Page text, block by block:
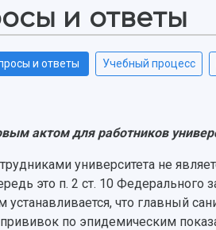
и ответы
и ответы Учебный процесс
актом для работников
университета не
это п. 2 ст. 10
что главный
по эпидемическим